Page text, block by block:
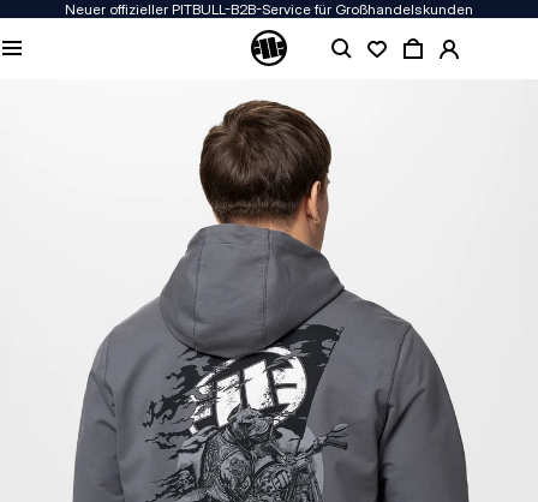
Neuer offizieller PITBULL-B2B-Service für Großhandelskunden